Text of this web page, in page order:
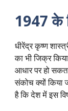
1947 के
धीरेंद्र कृष्ण
का भी जिक्र
आधार पर हो
संकोच क्यों किया
है कि देश में इस